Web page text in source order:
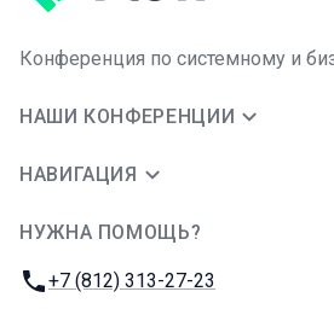
Конференция по системному и
НАШИ КОНФЕРЕНЦИИ
НАВИГАЦИЯ
НУЖНА ПОМОЩЬ?
Телефон:
+7 (812) 313-27-23